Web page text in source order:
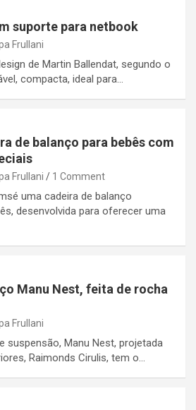
suporte para netbook
Frullani
de Martin Ballendat, segundo o
compacta, ideal para…
de balanço para bebês com
Frullani 1 Comment
uma cadeira de balanço
desenvolvida para oferecer uma
Manu Nest, feita de rocha
Frullani
suspensão, Manu Nest, projetada
Raimonds Cirulis, tem o…